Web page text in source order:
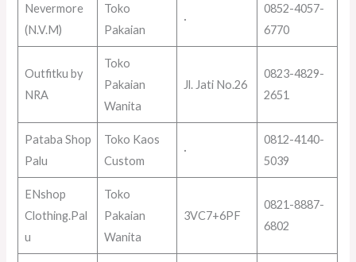
Nevermore
(N.V.M)
Toko
Pakaian
·
0852-4057-
6770
Outfitku by
NRA
Toko
Pakaian
Wanita
Jl. Jati No.26
0823-4829-
2651
Pataba Shop
Palu
Toko Kaos
Custom
·
0812-4140-
5039
ENshop
Clothing.Pal
u
Toko
Pakaian
Wanita
3VC7+6PF
0821-8887-
6802